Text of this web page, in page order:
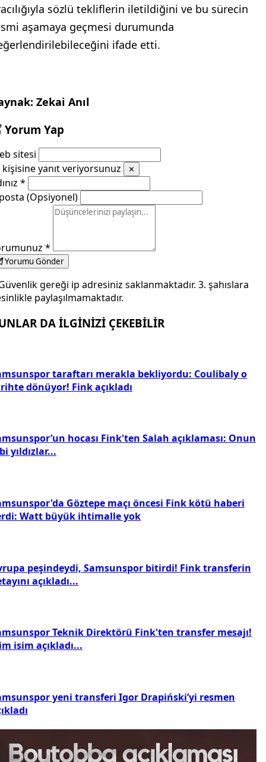
sözlü tekliflerin iletildiğini ve bu sürecin
aşamaya geçmesi durumunda
ifade etti.
Zekai Anıl
Yorum Yap
sitesi
kişisine yanıt veriyorsunuz
✕
*
(Opsiyonel)
*
Yorumu Gönder
gereği ip adresiniz saklanmaktadır. 3. şahıslara
paylaşılmamaktadır.
DA İLGİNİZİ ÇEKEBİLİR
taraftarı merakla bekliyordu: Coulibaly o
dönüyor! Fink açıkladı
hocası Fink'ten Salah açıklaması: Onun
yıldızlar...
Göztepe maçı öncesi Fink kötü haberi
Watt büyük ihtimalle yok
peşindeydi, Samsunspor bitirdi! Fink transferin
açıkladı...
Teknik Direktörü Fink'ten transfer mesajı!
isim açıkladı...
yeni transferi Igor Drapiński’yi resmen